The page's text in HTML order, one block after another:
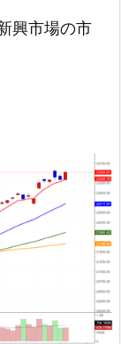
興市場の市